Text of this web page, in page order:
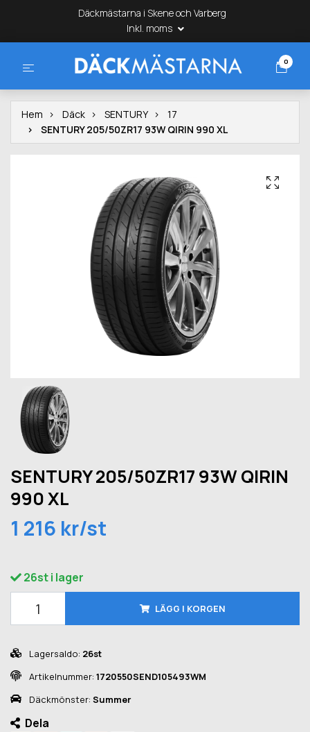
Däckmästarna i Skene och Varberg
Inkl. moms
0
Hem Däck SENTURY
17
SENTURY 205/50ZR17 93W QIRIN 990 XL
SENTURY 205/50ZR17 93W QIRIN
990 XL
1 216 kr/st
26st i lager
LÄGG I KORGEN
Lagersaldo: 26st
Artikelnummer: 1720550SEND105493WM
Däckmönster: Summer
Dela